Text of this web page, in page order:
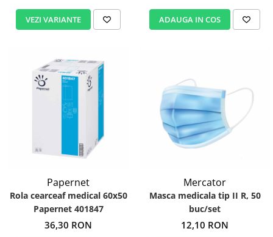
VEZI VARIANTE ADAUGA IN COS
Papernet
Rola cearceaf medical 60x50
Papernet 401847
36,30 RON
Mercator
Masca medicala tip II R, 50
buc/set
12,10 RON